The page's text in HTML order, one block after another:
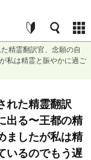
精霊翻訳官、念願の自
私は精霊と賑やかに過ご
れた精霊翻訳
出る〜王都の精
ましたが私は精
いるのでもう遅